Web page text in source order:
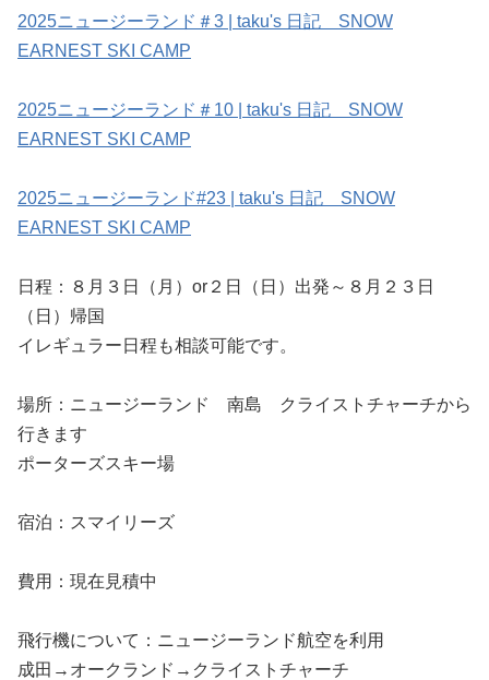
2025ニュージーランド＃3 | taku's 日記 SNOW
EARNEST SKI CAMP
2025ニュージーランド＃10 | taku's 日記 SNOW
EARNEST SKI CAMP
2025ニュージーランド#23 | taku's 日記 SNOW
EARNEST SKI CAMP
日程：８月３日（月）or２日（日）出発～８月２３日
（日）帰国
イレギュラー日程も相談可能です。
場所：ニュージーランド 南島 クライストチャーチから
行きます
ポーターズスキー場
宿泊：スマイリーズ
費用：現在見積中
飛行機について：ニュージーランド航空を利用
成田→オークランド→クライストチャーチ